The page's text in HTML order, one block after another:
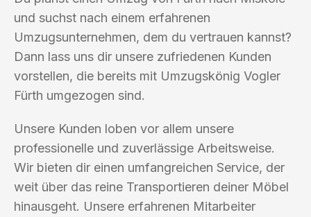
und suchst nach einem erfahrenen
Umzugsunternehmen, dem du vertrauen kannst?
Dann lass uns dir unsere zufriedenen Kunden
vorstellen, die bereits mit Umzugskönig Vogler
Fürth umgezogen sind.
Unsere Kunden loben vor allem unsere
professionelle und zuverlässige Arbeitsweise.
Wir bieten dir einen umfangreichen Service, der
weit über das reine Transportieren deiner Möbel
hinausgeht. Unsere erfahrenen Mitarbeiter